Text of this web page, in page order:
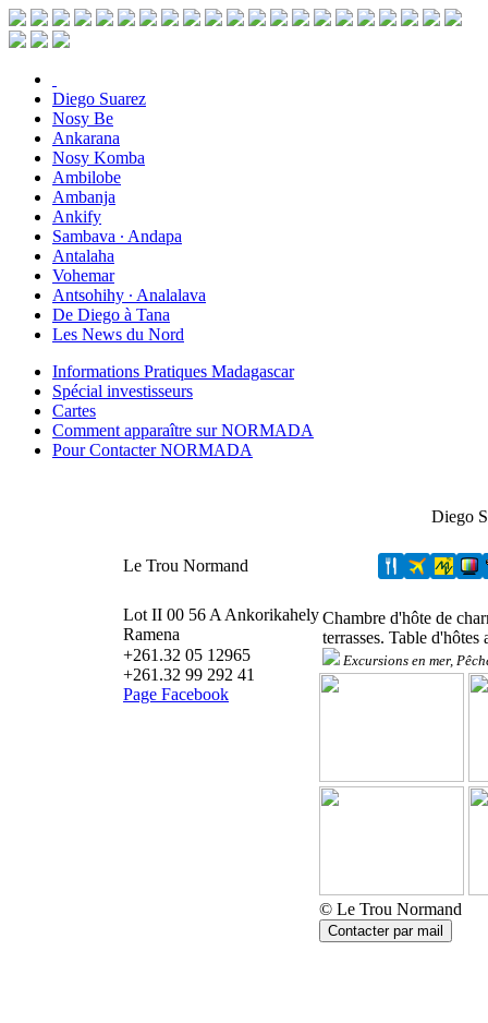
Diego Suarez
Nosy Be
Ankarana
Nosy Komba
Ambilobe
Ambanja
Ankify
Sambava ∙ Andapa
Antalaha
Vohemar
Antsohihy ∙ Analalava
De Diego à Tana
Les News du Nord
Informations Pratiques Madagascar
Spécial investisseurs
Cartes
Comment apparaître sur NORMADA
Pour Contacter NORMADA
Diego
Le Trou Normand
Lot II 00 56 A Ankorikahely
Ramena
+261.32 05 12965
+261.32 99 292 41
Page Facebook
Chambre d'hôte de
terrasses. Table
Excursions en mer,
© Le Trou Normand